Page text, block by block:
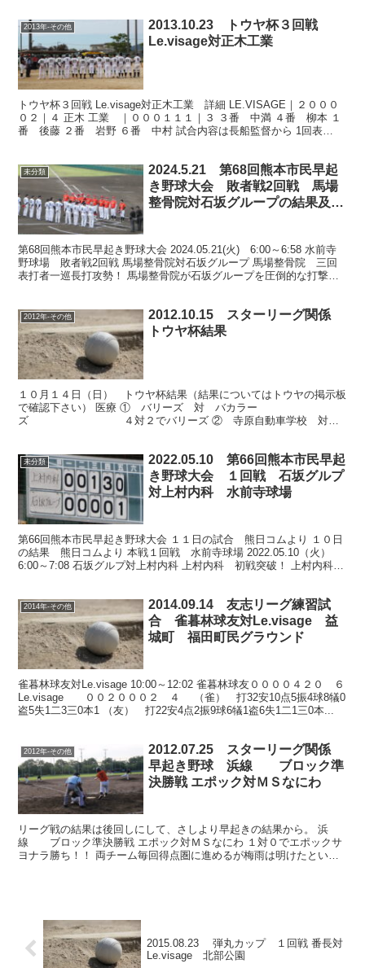
2013年-その他
2013.10.23 トウヤ杯３回戦
Le.visage対正木工業
トウヤ杯３回戦 Le.visage対正木工業 詳細 LE.VISAGE｜２０００
０２｜４ 正木 工業 ｜０００１１１｜３ ３番 中満 ４番 柳本 １
番 後藤 ２番 岩野 ６番 中村 試合内容は長船監督から 1回表
未分類
2024.5.21 第68回熊本市民早起
き野球大会 敗者戦2回戦 馬場
整骨院対石坂グループの結果及び
第68回熊本市民早起き野球大会 2024.05.21(火) 6:00～6:58 水前寺
野球場 敗者戦2回戦 馬場整骨院対石坂グループ 馬場整骨院 三回
表打者一巡長打攻勢！ 馬場整骨院が石坂グループを圧倒的な打撃と
2012年-その他
2012.10.15 スターリーグ関係
トウヤ杯結果
１０月１４日（日） トウヤ杯結果（結果についてはトウヤの掲示板
で確認下さい） 医療 ① バリーズ 対 バカラー
ズ ４対２でバリーズ ② 寺原自動車学校 対
未分類
2022.05.10 第66回熊本市民早起
き野球大会 １回戦 石坂グルプ
対上村内科 水前寺球場
第66回熊本市民早起き野球大会 １１日の試合 熊日コムより １０日
の結果 熊日コムより 本戦１回戦 水前寺球場 2022.05.10（火）
6:00～7:08 石坂グルプ対上村内科 上村内科 初戦突破！ 上村内科は
2014年-その他
2014.09.14 友志リーグ練習試
合 雀暮林球友対Le.visage 益
城町 福田町民グラウンド
雀暮林球友対Le.visage 10:00～12:02 雀暮林球友００００４２０ ６
Le.visage ００２０００２ ４ （雀） 打32安10点5振4球8犠0
盗5失1二3三0本1 （友） 打22安4点2振9球6犠1盗6失1二1三0本...
2012年-その他
2012.07.25 スターリーグ関係
早起き野球 浜線 ブロック準
決勝戦 エポック対ＭＳなにわ
リーグ戦の結果は後回しにして、さしより早起きの結果から。 浜
線 ブロック準決勝戦 エポック対ＭＳなにわ １対０でエポックサ
ヨナラ勝ち！！ 両チーム毎回得点圏に進めるが梅雨は明けたという
2015.08.23 弾丸カップ １回戦 番長対
Le.visage 北部公園